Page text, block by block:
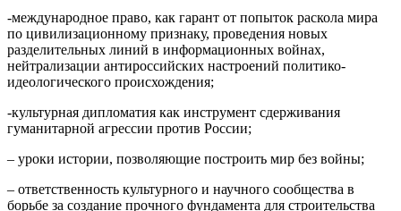
-международное право, как гарант от попыток раскола мира
по цивилизационному признаку, проведения новых
разделительных линий в информационных войнах,
нейтрализации антироссийских настроений политико-
идеологического происхождения;
-культурная дипломатия как инструмент сдерживания
гуманитарной агрессии против России;
– уроки истории, позволяющие построить мир без войны;
– ответственность культурного и научного сообщества в
борьбе за создание прочного фундамента для строительства